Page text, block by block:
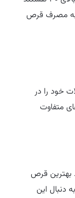
به مصرف قرص
خود را در
متفاوت
قرص
دنبال این